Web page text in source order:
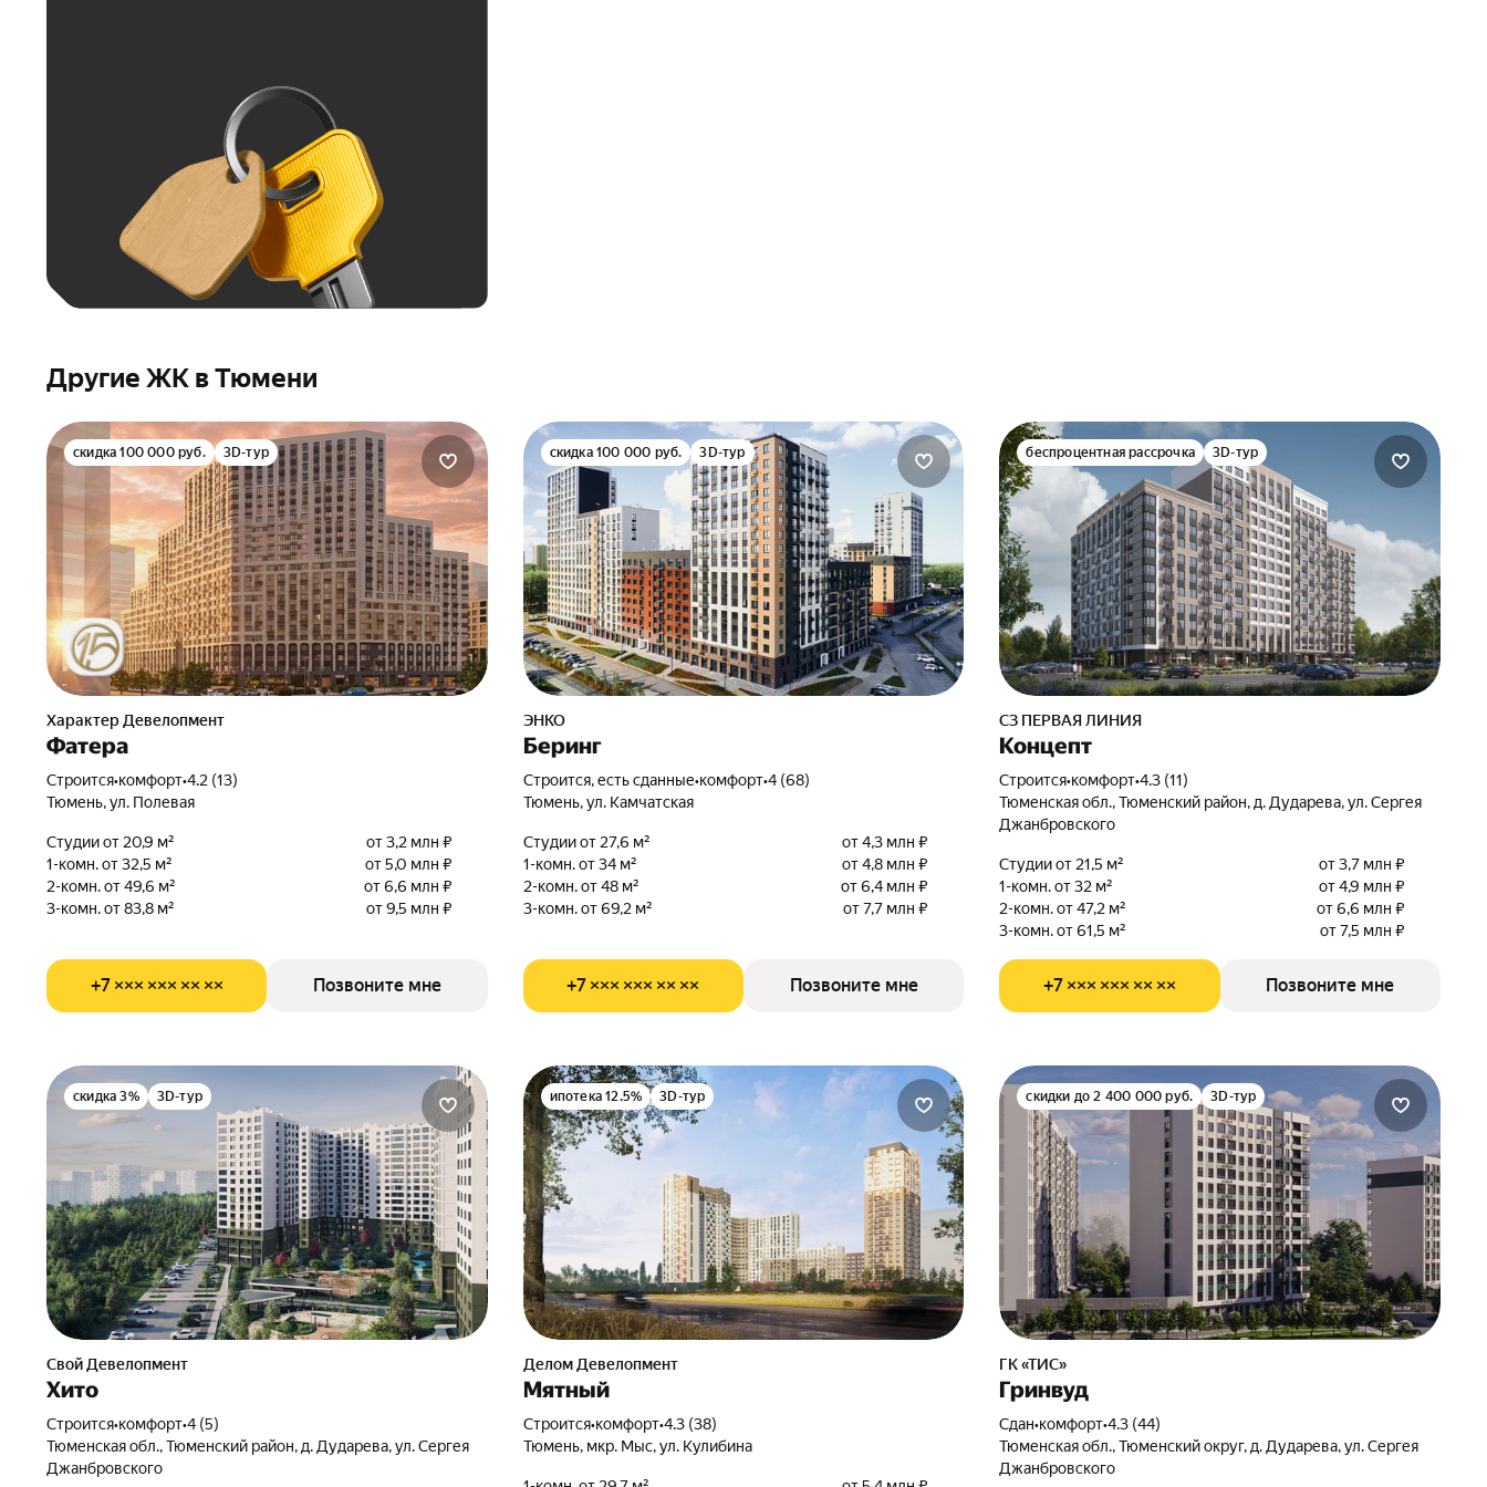
Другие ЖК в Тюмени
скидка 100 000 руб. 3D-тур
Характер Девелопмент
Фатера
Строится•комфорт•4.2 (13)
Тюмень, ул. Полевая
Студии от 20,9 м²
от 3,2 млн ₽
1-комн. от 32,5 м²
от 5,0 млн ₽
2-комн. от 49,6 м²
от 6,6 млн ₽
3-комн. от 83,8 м²
от 9,5 млн ₽
+7 ××× ××× ×× ×× Позвоните мне
скидка 100 000 руб. 3D-тур
ЭНКО
Беринг
Строится, есть сданные•комфорт•4 (68)
Тюмень, ул. Камчатская
Студии от 27,6 м²
от 4,3 млн ₽
1-комн. от 34 м²
от 4,8 млн ₽
2-комн. от 48 м²
от 6,4 млн ₽
3-комн. от 69,2 м²
от 7,7 млн ₽
+7 ××× ××× ×× ×× Позвоните мне
беспроцентная рассрочка 3D-тур
СЗ ПЕРВАЯ ЛИНИЯ
Концепт
Строится•комфорт•4.3 (11)
Тюменская обл., Тюменский район, д. Дударева, ул. Сергея
Джанбровского
Студии от 21,5 м²
от 3,7 млн ₽
1-комн. от 32 м²
от 4,9 млн ₽
2-комн. от 47,2 м²
от 6,6 млн ₽
3-комн. от 61,5 м²
от 7,5 млн ₽
+7 ××× ××× ×× ×× Позвоните мне
скидка 3% 3D-тур
Свой Девелопмент
Хито
Строится•комфорт•4 (5)
Тюменская обл., Тюменский район, д. Дударева, ул. Сергея
Джанбровского
ипотека 12.5% 3D-тур
Делом Девелопмент
Мятный
Строится•комфорт•4.3 (38)
Тюмень, мкр. Мыс, ул. Кулибина
скидки до 2 400 000 руб. 3D-тур
ГК «ТИС»
Гринвуд
Сдан•комфорт•4.3 (44)
Тюменская обл., Тюменский округ, д. Дударева, ул. Сергея
Джанбровского